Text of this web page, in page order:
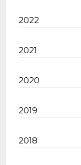
2022
2021
2020
2019
2018